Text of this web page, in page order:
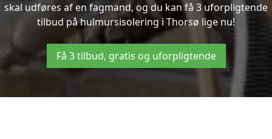
skal udføres af en fagmand, og du kan få 3 uforpligtende
tilbud på hulmursisolering i Thorsø lige nu!
Få 3 tilbud, gratis og uforpligtende